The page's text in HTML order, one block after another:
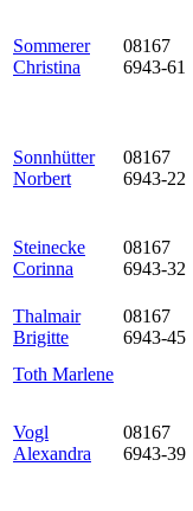
Sommerer
Christina
08167
6943-61
Sonnhütter
Norbert
08167
6943-22
Steinecke
Corinna
08167
6943-32
Thalmair
Brigitte
08167
6943-45
Toth Marlene
Vogl
Alexandra
08167
6943-39